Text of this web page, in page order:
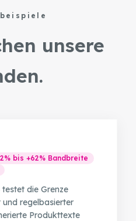
unsere
bis +62% Bandbreite
die Grenze
regelbasierter
Produkttexte